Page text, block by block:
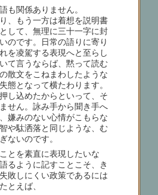
も関係ありません。
もう一方は着想を説明書
して、無理に三十一字に封
のです。日常の語りに寄り
を凌駕する表現へと至らし
て言うならば、黙って読む
散文をこねまわしたような
態となって横たわります。
し込めたからといって、そ
せん。詠み手から聞き手へ
嫌みのない心情がこもらな
や駄洒落と同じような、む
ないのです。
とを素直に表現したいな
るように記すことこそ、き
敗しにくい政策であるには
とえば、